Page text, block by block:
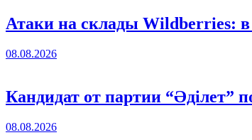
Атаки на склады Wildberries: в
08.08.2026
Кандидат от партии “Әділет”
08.08.2026